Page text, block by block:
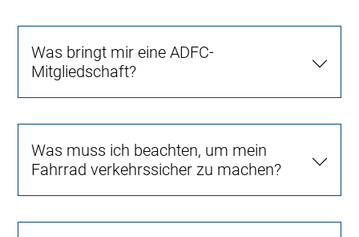
Was bringt mir eine ADFC-
Mitgliedschaft?
Was muss ich beachten, um mein
Fahrrad verkehrssicher zu machen?